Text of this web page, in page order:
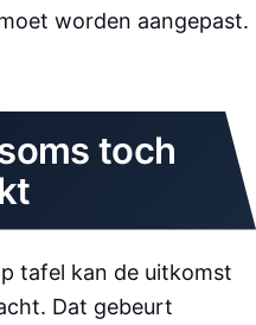
worden aangepast.
toch
tafel kan de uitkomst
Dat gebeurt